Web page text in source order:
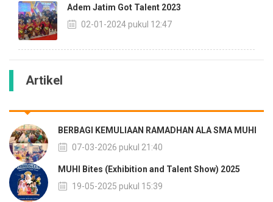
Adem Jatim Got Talent 2023
02-01-2024 pukul 12:47
Artikel
BERBAGI KEMULIAAN RAMADHAN ALA SMA MUHI
07-03-2026 pukul 21:40
MUHI Bites (Exhibition and Talent Show) 2025
19-05-2025 pukul 15:39